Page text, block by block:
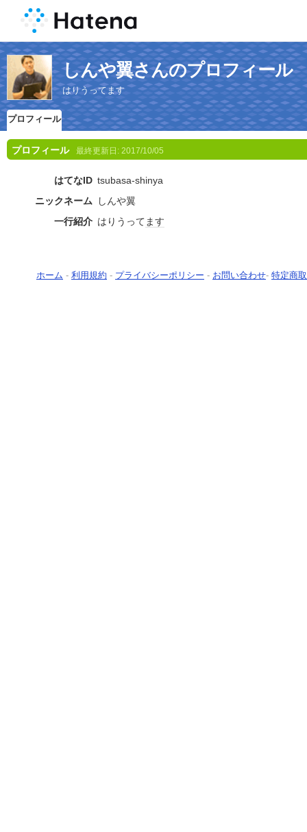
しんや翼さんのプロフィール
はりうってます
プロフィール
プロフィール 最終更新日: 2017/10/05
はてなID tsubasa-shinya
ニックネーム
しんや翼
一行紹介 はりうってます
ホーム - 利用規約 - プライバシーポリシー - お問い合わせ- 特定商